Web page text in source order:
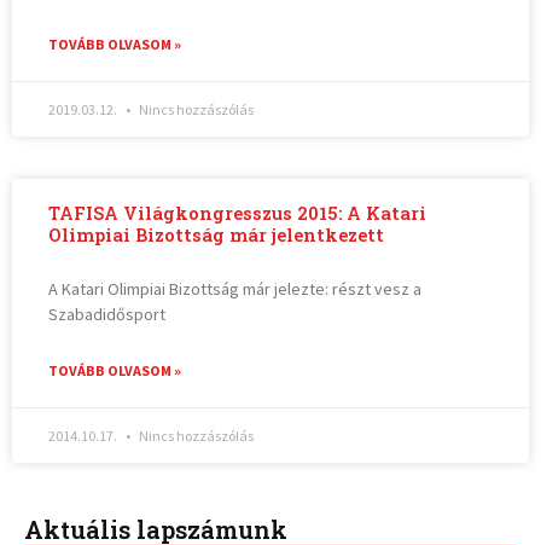
TOVÁBB OLVASOM »
2019.03.12. Nincs hozzászólás
TAFISA Világkongresszus 2015: A Katari
Olimpiai Bizottság már jelentkezett
A Katari Olimpiai Bizottság már jelezte: részt vesz a
Szabadidősport
TOVÁBB OLVASOM »
2014.10.17. Nincs hozzászólás
Aktuális lapszámunk